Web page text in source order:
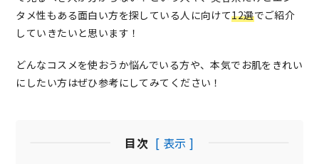
タメ性もある面白い方を探している人に向けて12選でご紹介
していきたいと思います！
どんなコスメを使おうか悩んでいる方や、本気でお肌をきれい
にしたい方はぜひ参考にしてみてください！
目次 [ 表示 ]